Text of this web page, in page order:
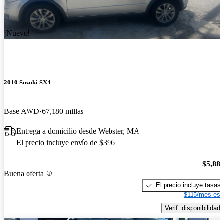
¡Nuevo!
2010 Suzuki SX4
Base AWD 67,180 millas
Entrega a domicilio desde Webster, MA
El precio incluye envío de $396
Buena oferta
El precio incluye tasas
$115/mes
Verif. disponibilidad